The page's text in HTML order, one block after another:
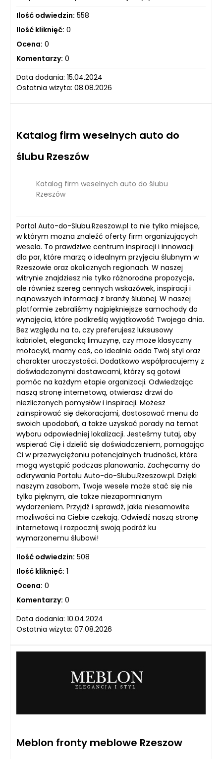
Ilość odwiedzin: 558
Ilość kliknięć: 0
Ocena: 0
Komentarzy: 0
Data dodania: 15.04.2024
Ostatnia wizyta: 08.08.2026
Katalog firm weselnych auto do
ślubu Rzeszów
Katalog firm weselnych auto do ślubu
Rzeszów
Portal Auto-do-Slubu.Rzeszow.pl to nie tylko miejsce,
w którym można znaleźć oferty firm organizujących
wesela. To prawdziwe centrum inspiracji i innowacji
dla par, które marzą o idealnym przyjęciu ślubnym w
Rzeszowie oraz okolicznych regionach. W naszej
witrynie znajdziesz nie tylko różnorodne propozycje,
ale również szereg cennych wskazówek, inspiracji i
najnowszych informacji z branży ślubnej. W naszej
platformie zebraliśmy najpiękniejsze samochody do
wynajęcia, które podkreślą wyjątkowość Twojego dnia.
Bez względu na to, czy preferujesz luksusowy
kabriolet, elegancką limuzynę, czy może klasyczny
motocykl, mamy coś, co idealnie odda Twój styl oraz
charakter uroczystości. Dodatkowo współpracujemy z
doświadczonymi dostawcami, którzy są gotowi
pomóc na każdym etapie organizacji. Odwiedzając
naszą stronę internetową, otwierasz drzwi do
niezliczonych pomysłów i inspiracji. Możesz
zainspirować się dekoracjami, dostosować menu do
swoich upodobań, a także uzyskać porady na temat
wyboru odpowiedniej lokalizacji. Jesteśmy tutaj, aby
wspierać Cię i dzielić się doświadczeniem, pomagając
Ci w przezwyciężaniu potencjalnych trudności, które
mogą wystąpić podczas planowania. Zachęcamy do
odkrywania Portalu Auto-do-Slubu.Rzeszow.pl. Dzięki
naszym zasobom, Twoje wesele może stać się nie
tylko pięknym, ale także niezapomnianym
wydarzeniem. Przyjdź i sprawdź, jakie niesamowite
możliwości na Ciebie czekają. Odwiedź naszą stronę
internetową i rozpocznij swoją podróż ku
wymarzonemu ślubowi!
Ilość odwiedzin: 508
Ilość kliknięć: 1
Ocena: 0
Komentarzy: 0
Data dodania: 10.04.2024
Ostatnia wizyta: 07.08.2026
Meblon fronty meblowe Rzeszow